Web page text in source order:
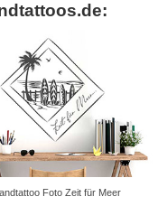
Foto Zeit für Meer